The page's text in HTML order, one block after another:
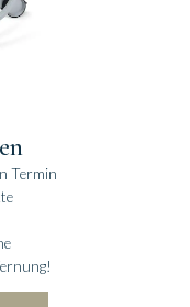
Termin